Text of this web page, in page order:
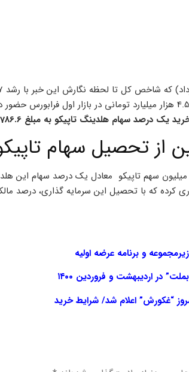
که با سرمایه 4.5 هزار میلیارد تومانی در بازار اول
یک درصد سهام هلدینگ تاپیکو به مبلغ 786.6 میلیارد تومان
از تحصیل سهام
تومان خریداری کرده که با تحصیل این سرمایه
و برنامه عرضه اولیه
“غکورش” اعلام شد/ شرایط خرید